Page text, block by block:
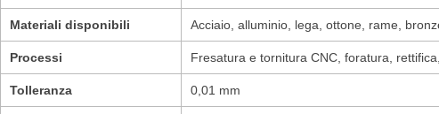
Materiali disponibili Acciaio, alluminio, lega, ottone, rame,
Processi Fresatura e tornitura CNC, foratura,
Tolleranza 0,01 mm